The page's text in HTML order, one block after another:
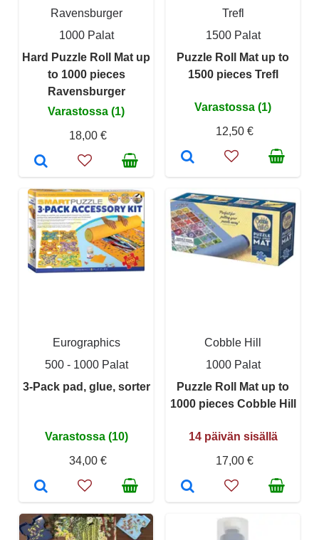
Ravensburger
1000 Palat
Hard Puzzle Roll Mat up
to 1000 pieces
Ravensburger
Varastossa (1)
18,00 €
Trefl
1500 Palat
Puzzle Roll Mat up to
1500 pieces Trefl
Varastossa (1)
12,50 €
Eurographics
500 - 1000 Palat
3-Pack pad, glue, sorter
Varastossa (10)
34,00 €
Cobble Hill
1000 Palat
Puzzle Roll Mat up to
1000 pieces Cobble Hill
14 päivän sisällä
17,00 €